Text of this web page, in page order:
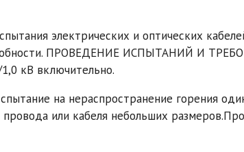
электрических и оптических
ПРОВЕДЕНИЕ ИСПЫТАНИЙ И
кВ включительно.
на нераспространение горения
провода или кабеля небольших